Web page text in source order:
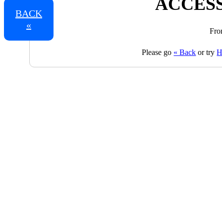
BACK
«
Please go « Back or try